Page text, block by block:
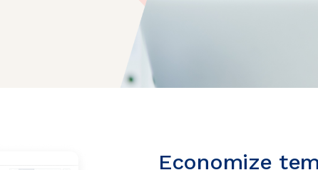
Economize